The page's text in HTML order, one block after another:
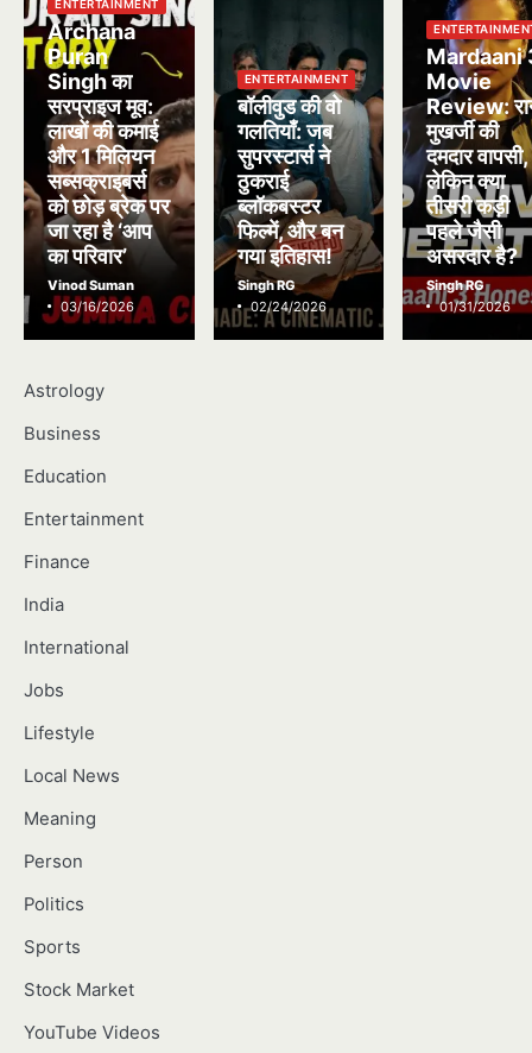
ENTERTAINMENT
Archana
Puran
Singh का
सरप्राइज मूव:
लाखों की कमाई
और 1 मिलियन
सब्सक्राइबर्स
को छोड़ ब्रेक पर
जा रहा है ‘आप
का परिवार’
Vinod Suman
03/16/2026
ENTERTAINMENT
बॉलीवुड की वो
गलतियाँ: जब
सुपरस्टार्स ने
ठुकराई
ब्लॉकबस्टर
फिल्में, और बन
गया इतिहास!
Singh RG
02/24/2026
Mardaani
Movie
Review:
मुखर्जी की
दमदार वापसी,
लेकिन क्या
तीसरी कड़ी
पहले जैसी
असरदार है?
Singh RG
01/31/2026
Astrology
Business
Education
Entertainment
Finance
India
International
Jobs
Lifestyle
Local News
Meaning
Person
Politics
Sports
Stock Market
YouTube Videos